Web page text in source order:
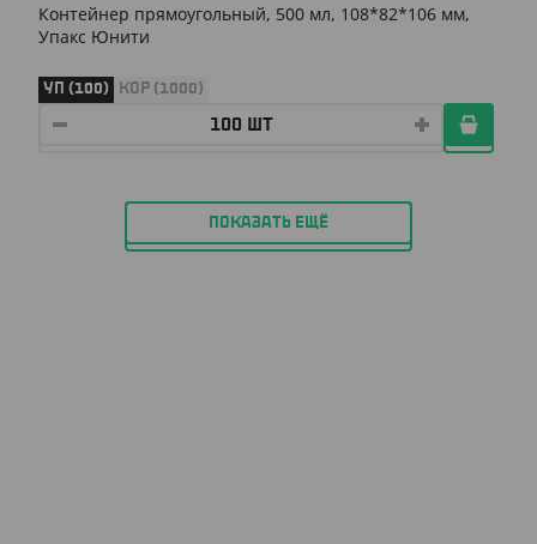
Контейнер прямоугольный, 500 мл, 108*82*106 мм,
Упакс Юнити
УП (100) КОР (1000)
ПОКАЗАТЬ ЕЩЁ